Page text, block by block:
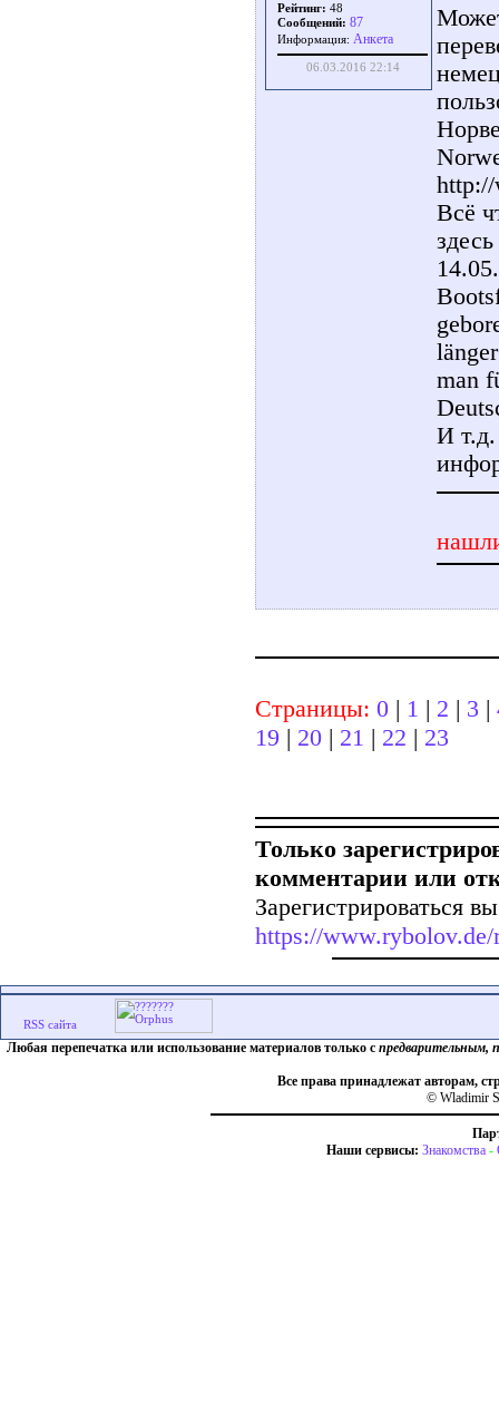
Рейтинг: 48
Сообщений: 87
Информация: Aнкета
06.03.2016 22:14
Всё
man
И т.д.
Страницы: 0 | 1 | 2 | 3 |
19 | 20 | 21 | 22 | 23
Только
комментарии или
Зарегистрироваться
https://www.rybolov.de/
Любая перепечатка или использование материалов только с предварительным,
Все права принадлежат авторам,
© Wladimir
Наши сервисы: Знакомства -